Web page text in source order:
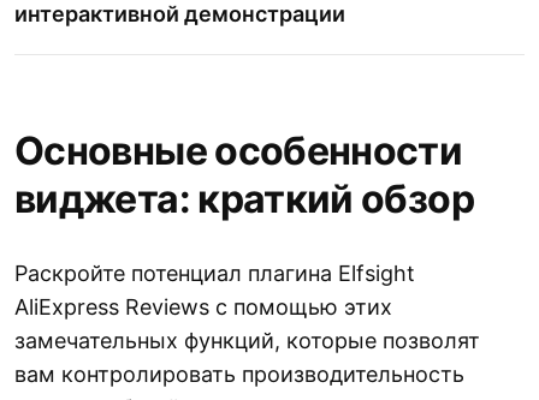
Код установки:
интерактивной демонстрации
Основные особенности
виджета: краткий обзор
Раскройте потенциал плагина Elfsight
AliExpress Reviews с помощью этих
замечательных функций, которые позволят
вам контролировать производительность